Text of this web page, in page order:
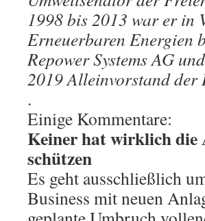
1998 bis 2013 war er in
Erneuerbaren Energien
Repower Systems AG
2019 Alleinvorstand der
.
Einige Kommentare:
Keiner hat wirklich die
schützen
Es geht ausschließlich
Business mit neuen